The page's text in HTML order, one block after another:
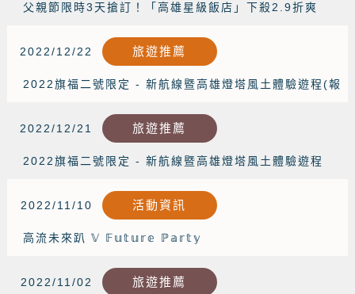
父親節限時3天搶訂！「高雄星級飯店」下殺2.9折爽
2022/12/22
旅遊推薦
2022旗福二號限定 - 新航線暨高雄燈塔風土體驗遊程(報
2022/12/21
旅遊推薦
2022旗福二號限定 - 新航線暨高雄燈塔風土體驗遊程
2022/11/10 活動資訊
高流未來趴 𝕍 𝔽𝕦𝕥𝕦𝕣𝕖 ℙ𝕒𝕣𝕥𝕪
2022/11/02 旅遊推薦